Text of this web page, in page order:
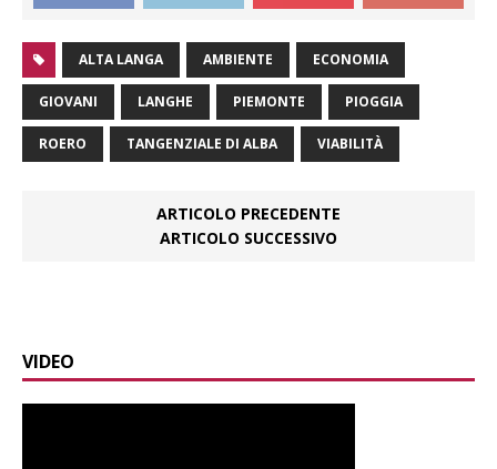
ALTA LANGA AMBIENTE ECONOMIA
GIOVANI LANGHE PIEMONTE PIOGGIA
ROERO TANGENZIALE DI ALBA VIABILITÀ
ARTICOLO PRECEDENTE
ARTICOLO SUCCESSIVO
VIDEO